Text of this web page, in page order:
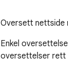
Oversett nettside
Enkel
oversettelser rett